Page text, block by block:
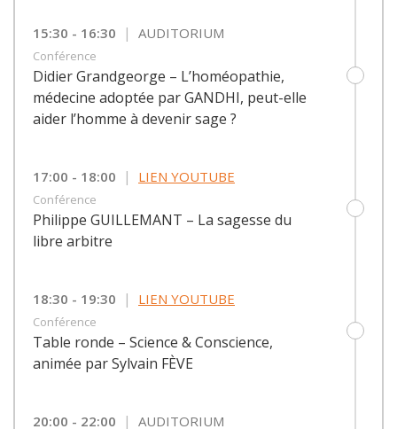
15:30 - 16:30 | AUDITORIUM
Conférence
Didier Grandgeorge – L’homéopathie,
médecine adoptée par GANDHI, peut-elle
aider l’homme à devenir sage ?
17:00 - 18:00 | LIEN YOUTUBE
Conférence
Philippe GUILLEMANT – La sagesse du
libre arbitre
18:30 - 19:30 | LIEN YOUTUBE
Conférence
Table ronde – Science & Conscience,
animée par Sylvain FÈVE
20:00 - 22:00 | AUDITORIUM